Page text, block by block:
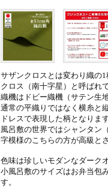
サザンクロスとは変わり織の
クロス（南十字星）と呼ばれ
織機はドビー織機（サテン生
通常の平織りではなく横糸と
ドレスで表現した柄となります
風呂敷の世界ではシャンタン
字模様のこちらの方が高級と
色味は珍しいモダンなダーク
小風呂敷のサイズはお弁当包
す。